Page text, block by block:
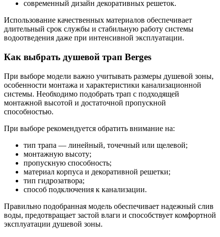
современный дизайн декоративных решеток.
Использование качественных материалов обеспечивает
длительный срок службы и стабильную работу системы
водоотведения даже при интенсивной эксплуатации.
Как выбрать душевой трап Berges
При выборе модели важно учитывать размеры душевой зоны,
особенности монтажа и характеристики канализационной
системы. Необходимо подобрать трап с подходящей
монтажной высотой и достаточной пропускной
способностью.
При выборе рекомендуется обратить внимание на:
тип трапа — линейный, точечный или щелевой;
монтажную высоту;
пропускную способность;
материал корпуса и декоративной решетки;
тип гидрозатвора;
способ подключения к канализации.
Правильно подобранная модель обеспечивает надежный слив
воды, предотвращает застой влаги и способствует комфортной
эксплуатации душевой зоны.